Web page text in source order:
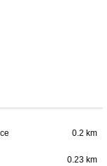
0.2 km
0.23 km